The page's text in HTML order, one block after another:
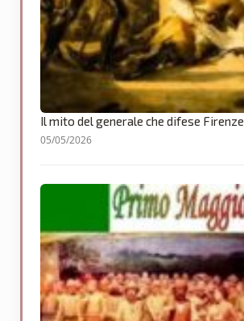
Il mito del generale che difese Firenze
05/05/2026